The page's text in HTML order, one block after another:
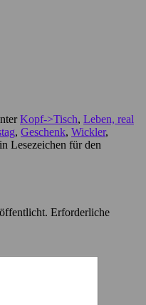
Kopf->Tisch, Leben, real
, Geschenk, Wickler,
Lesezeichen für den
Erforderliche